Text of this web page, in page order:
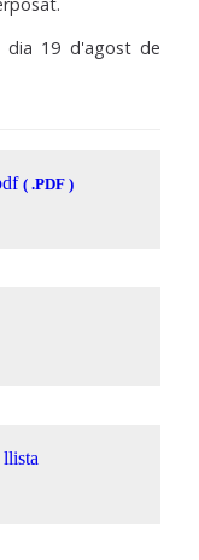
dia 19 d'agost de
( .PDF )